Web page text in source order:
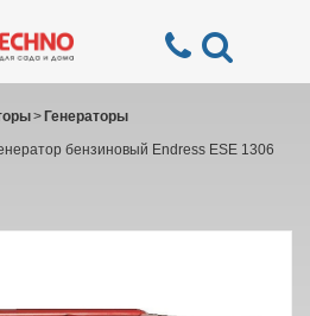
Генераторы
>
бензиновый Endress ESE 1306